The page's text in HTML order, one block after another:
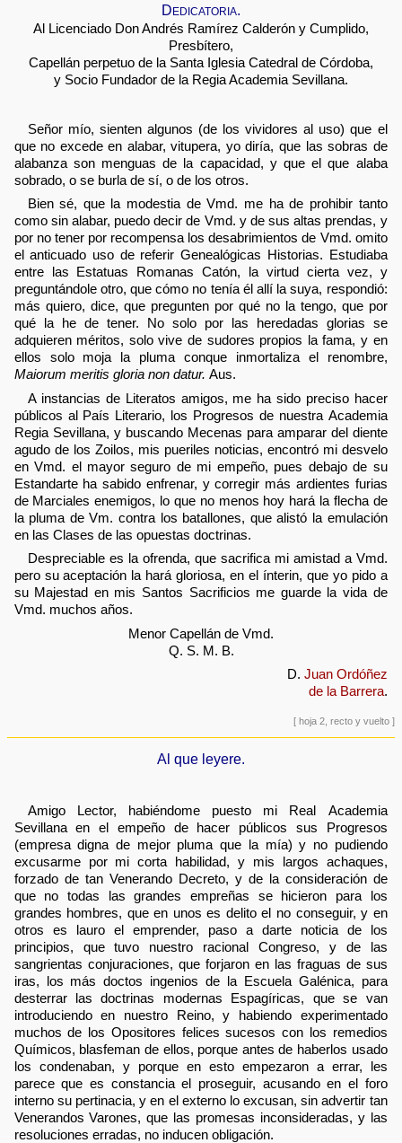
Dedicatoria.
Al Licenciado Don Andrés Ramírez Calderón y Cumplido,
Presbítero,
Capellán perpetuo de la Santa Iglesia Catedral de Córdoba,
y Socio Fundador de la Regia Academia Sevillana.
Señor mío, sienten algunos (de los vividores al uso) que el
que no excede en alabar, vitupera, yo diría, que las sobras de
alabanza son menguas de la capacidad, y que el que alaba
sobrado, o se burla de sí, o de los otros.
Bien sé, que la modestia de Vmd. me ha de prohibir tanto
como sin alabar, puedo decir de Vmd. y de sus altas prendas, y
por no tener por recompensa los desabrimientos de Vmd. omito
el anticuado uso de referir Genealógicas Historias. Estudiaba
entre las Estatuas Romanas Catón, la virtud cierta vez, y
preguntándole otro, que cómo no tenía él allí la suya, respondió:
más quiero, dice, que pregunten por qué no la tengo, que por
qué la he de tener. No solo por las heredadas glorias se
adquieren méritos, solo vive de sudores propios la fama, y en
ellos solo moja la pluma conque inmortaliza el renombre,
Maiorum meritis gloria non datur. Aus.
A instancias de Literatos amigos, me ha sido preciso hacer
públicos al País Literario, los Progresos de nuestra Academia
Regia Sevillana, y buscando Mecenas para amparar del diente
agudo de los Zoilos, mis pueriles noticias, encontró mi desvelo
en Vmd. el mayor seguro de mi empeño, pues debajo de su
Estandarte ha sabido enfrenar, y corregir más ardientes furias
de Marciales enemigos, lo que no menos hoy hará la flecha de
la pluma de Vm. contra los batallones, que alistó la emulación
en las Clases de las opuestas doctrinas.
Despreciable es la ofrenda, que sacrifica mi amistad a Vmd.
pero su aceptación la hará gloriosa, en el ínterin, que yo pido a
su Majestad en mis Santos Sacrificios me guarde la vida de
Vmd. muchos años.
Menor Capellán de Vmd.
Q. S. M. B.
D.Juan Ordóñez
de la Barrera.
[ hoja 2, recto y vuelto ]
Al que leyere.
Amigo Lector, habiéndome puesto mi Real Academia
Sevillana en el empeño de hacer públicos sus Progresos
(empresa digna de mejor pluma que la mía) y no pudiendo
excusarme por mi corta habilidad, y mis largos achaques,
forzado de tan Venerando Decreto, y de la consideración de
que no todas las grandes empreñas se hicieron para los
grandes hombres, que en unos es delito el no conseguir, y en
otros es lauro el emprender, paso a darte noticia de los
principios, que tuvo nuestro racional Congreso, y de las
sangrientas conjuraciones, que forjaron en las fraguas de sus
iras, los más doctos ingenios de la Escuela Galénica, para
desterrar las doctrinas modernas Espagíricas, que se van
introduciendo en nuestro Reino, y habiendo experimentado
muchos de los Opositores felices sucesos con los remedios
Químicos, blasfeman de ellos, porque antes de haberlos usado
los condenaban, y porque en esto empezaron a errar, les
parece que es constancia el proseguir, acusando en el foro
interno su pertinacia, y en el externo lo excusan, sin advertir tan
Venerandos Varones, que las promesas inconsideradas, y las
resoluciones erradas, no inducen obligación.